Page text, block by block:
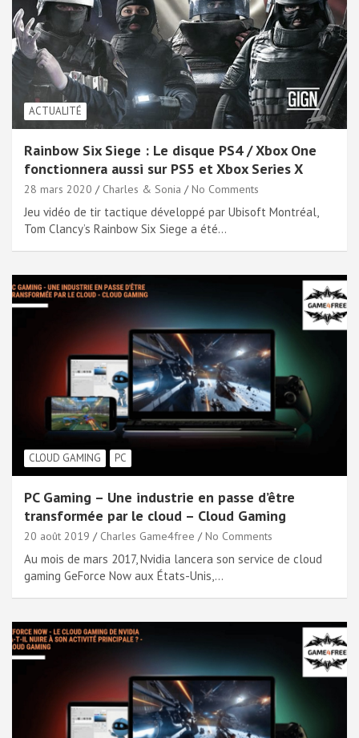
ACTUALITÉ
Rainbow Six Siege : Le disque PS4 / Xbox One
fonctionnera aussi sur PS5 et Xbox Series X
28 mars 2020 Charles & Sonia No Comments
Jeu vidéo de tir tactique développé par Ubisoft Montréal,
Tom Clancy’s Rainbow Six Siege a été…
CLOUD GAMING PC
PC Gaming – Une industrie en passe d’être
transformée par le cloud – Cloud Gaming
20 août 2019 Charles Game4free No Comments
Au mois de mars 2017, Nvidia lancera son service de cloud
gaming GeForce Now aux États-Unis,…